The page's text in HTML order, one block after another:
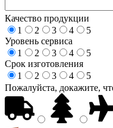
Качество продукции
1
2 3 4
5
Уровень сервиса
1
2 3 4
5
Срок изготовления
1
2 3 4
5
Пожалуйста, докажите,